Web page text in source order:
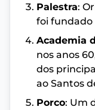
Palestra:
foi fundado
Academia
nos anos
dos
ao Santos
Porco: Um